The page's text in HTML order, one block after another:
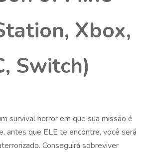
Xbox,
Switch)
survival horror em que sua missão é
antes que ELE te encontre, você será
Conseguirá sobreviver